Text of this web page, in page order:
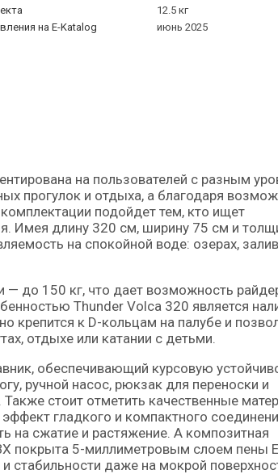
12.5 кг
на E-Katalog
июнь 2025
прогулок и отдыха, а благодаря
подойдет тем, кто ищет
Имея длину 320 см, ширину 75 см и
на спокойной воде: озерах,
до 150 кг, что дает возможность
Thunder Volca 320 является
крепится к D-кольцам на палубе и
отдыхе или катании с детьми.
обеспечивающий курсовую
ручной насос, рюкзак для переноски и
стоит отметить качественные
гладкого и компактного
на сжатие и растяжение. А композитная
покрыта 5-миллиметровым слоем пены
стабильности даже на мокрой